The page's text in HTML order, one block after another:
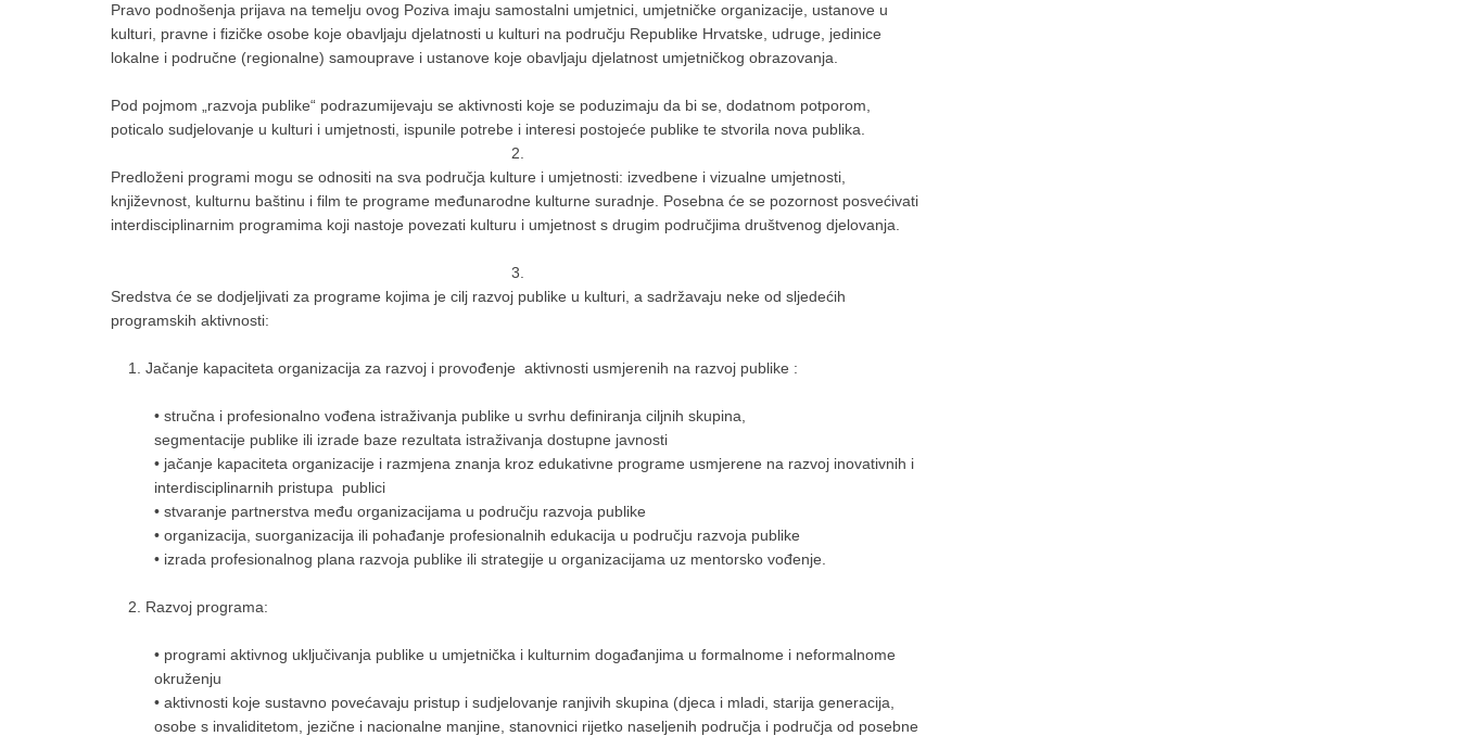
Pravo podnošenja prijava na temelju ovog Poziva imaju samostalni umjetnici, umjetničke organizacije, ustanove u
kulturi, pravne i fizičke osobe koje obavljaju djelatnosti u kulturi na području Republike Hrvatske, udruge, jedinice
lokalne i područne (regionalne) samouprave i ustanove koje obavljaju djelatnost umjetničkog obrazovanja.
Pod pojmom „razvoja publike“ podrazumijevaju se aktivnosti koje se poduzimaju da bi se, dodatnom potporom,
poticalo sudjelovanje u kulturi i umjetnosti, ispunile potrebe i interesi postojeće publike te stvorila nova publika.
2.
Predloženi programi mogu se odnositi na sva područja kulture i umjetnosti: izvedbene i vizualne umjetnosti,
književnost, kulturnu baštinu i film te programe međunarodne kulturne suradnje. Posebna će se pozornost posvećivati
interdisciplinarnim programima koji nastoje povezati kulturu i umjetnost s drugim područjima društvenog djelovanja.
3.
Sredstva će se dodjeljivati za programe kojima je cilj razvoj publike u kulturi, a sadržavaju neke od sljedećih
programskih aktivnosti:
Jačanje kapaciteta organizacija za razvoj i provođenje aktivnosti usmjerenih na razvoj publike :
• stručna i profesionalno vođena istraživanja publike u svrhu definiranja ciljnih skupina,
segmentacije publike ili izrade baze rezultata istraživanja dostupne javnosti
• jačanje kapaciteta organizacije i razmjena znanja kroz edukativne programe usmjerene na razvoj inovativnih i
interdisciplinarnih pristupa publici
• stvaranje partnerstva među organizacijama u području razvoja publike
• organizacija, suorganizacija ili pohađanje profesionalnih edukacija u području razvoja publike
• izrada profesionalnog plana razvoja publike ili strategije u organizacijama uz mentorsko vođenje.
Razvoj programa:
• programi aktivnog uključivanja publike u umjetnička i kulturnim događanjima u formalnome i neformalnome
okruženju
• aktivnosti koje sustavno povećavaju pristup i sudjelovanje ranjivih skupina (djeca i mladi, starija generacija,
osobe s invaliditetom, jezične i nacionalne manjine, stanovnici rijetko naseljenih područja i područja od posebne